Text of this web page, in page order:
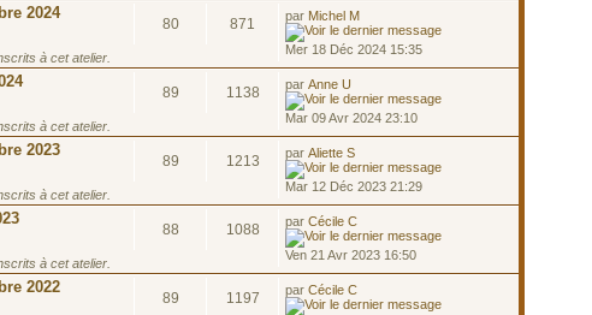
2024
à cet atelier.
80 871 par Michel M
Mer 18 Déc 2024 15:35
à cet atelier.
89 1138 parAnne U
Mar 09 Avr 2024 23:10
2023
à cet atelier.
89 1213 parAliette S
Mar 12 Déc 2023 21:29
à cet atelier.
88 1088 parCécile C
Ven 21 Avr 2023 16:50
2022
89 1197 parCécile C